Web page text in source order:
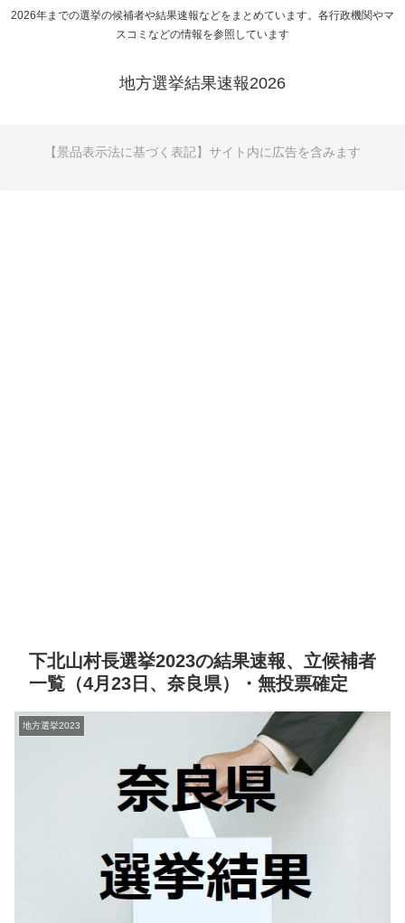
2026年までの選挙の候補者や結果速報などをまとめています。各行政機関やマ
スコミなどの情報を参照しています
地方選挙結果速報2026
【景品表示法に基づく表記】サイト内に広告を含みます
下北山村長選挙2023の結果速報、立候補者
一覧（4月23日、奈良県）・無投票確定
地方選挙2023